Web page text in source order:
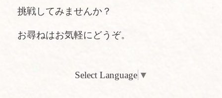
挑戦してみませんか？
お尋ねはお気軽にどうぞ。
Select Language ▼